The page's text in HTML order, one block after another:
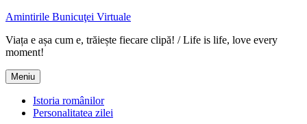
Amintirile Bunicuţei Virtuale
Viața e așa cum e, trăiește fiecare clipă! / Life is life, love every
moment!
Meniu
Istoria românilor
Personalitatea zilei